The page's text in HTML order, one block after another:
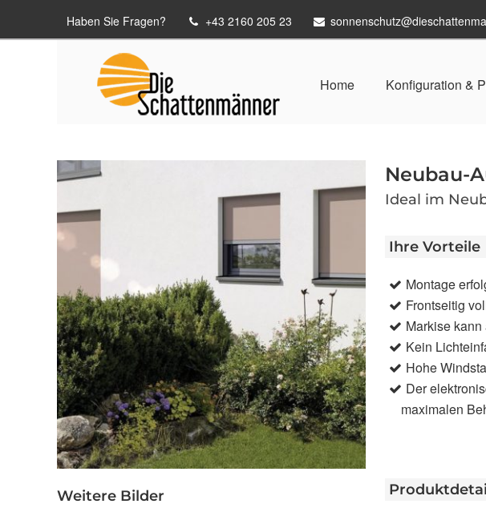
Haben Sie Fragen? +43 2160 205 23
Home Konfiguration &
Neubau-
Ideal im
Ihre Vorteile
Montage
Frontseitig
Markise
Kein
Hohe
Der
maximalen
Weitere Bilder